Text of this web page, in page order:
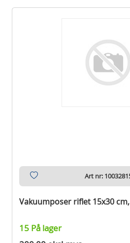
Art nr:
Vakuumposer riflet 15x30
15 På lager